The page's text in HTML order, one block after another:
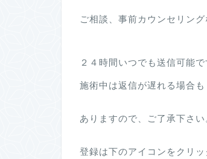
ご相談、事前カウンセリン
２４時間いつでも送信可能で
施術中は返信が遅れる場合も
ありますので、ご了承下さい
登録は下のアイコンをクリッ